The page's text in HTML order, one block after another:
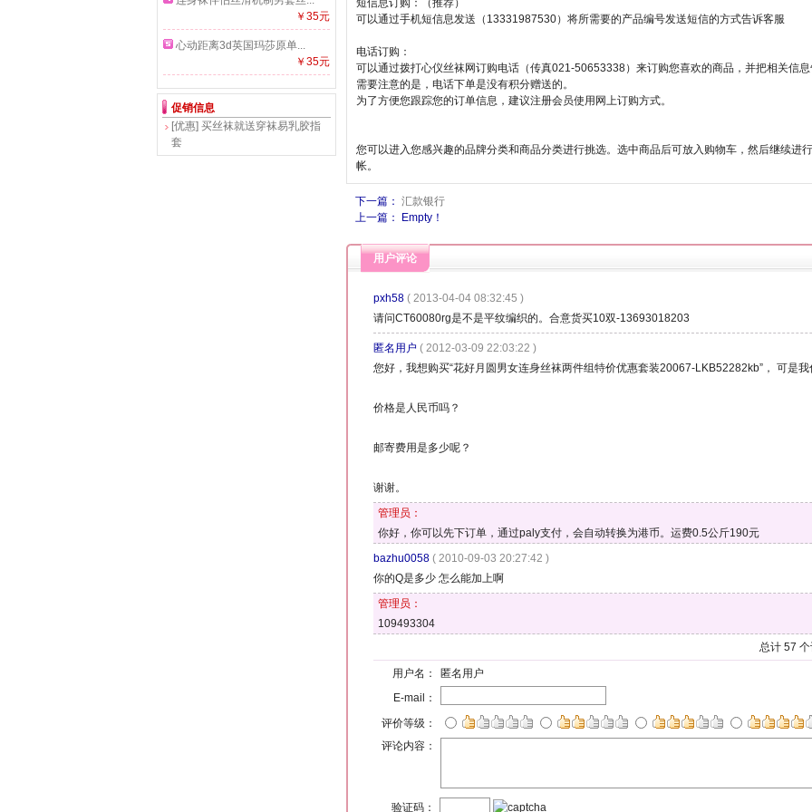
￥35元
心动距离3d英国玛莎原单...
￥35元
促销信息
[优惠] 买丝袜就送穿袜易乳胶指
套
短信息订购：（推荐）
可以通过手机短信息发送（13331987530）将所需要的产品编号发送短信的方式告诉客服
电话订购：
可以通过拨打心仪丝袜网订购电话（传真021-50653338）来订购您喜欢的商品，并把相关信
需要注意的是，电话下单是没有积分赠送的。
为了方便您跟踪您的订单信息，建议注册会员使用网上订购方式。
您可以进入您感兴趣的品牌分类和商品分类进行挑选。选中商品后可放入购物车，然后继续进
帐。
下一篇： 汇款银行
上一篇： Empty！
用户评论
pxh58 ( 2013-04-04 08:32:45 )
请问CT60080rg是不是平纹编织的。合意货买10双-13693018203
匿名用户 ( 2012-03-09 22:03:22 )
您好，我想购买“花好月圆男女连身丝袜两件组特价优惠套装20067-LKB52282kb”， 可是
价格是人民币吗？
邮寄费用是多少呢？
谢谢。
管理员：
你好，你可以先下订单，通过paly支付，会自动转换为港币。运费0.5公斤190元
bazhu0058 ( 2010-09-03 20:27:42 )
你的Q是多少 怎么能加上啊
管理员：
109493304
总计 57
用户名：
匿名用户
E-mail：
评价等级：
评论内容：
验证码：